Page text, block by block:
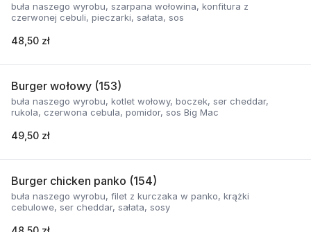
buła naszego wyrobu, szarpana wołowina, konfitura z
czerwonej cebuli, pieczarki, sałata, sos
48,50 zł
Burger wołowy (153)
buła naszego wyrobu, kotlet wołowy, boczek, ser cheddar,
rukola, czerwona cebula, pomidor, sos Big Mac
49,50 zł
Burger chicken panko (154)
buła naszego wyrobu, filet z kurczaka w panko, krążki
cebulowe, ser cheddar, sałata, sosy